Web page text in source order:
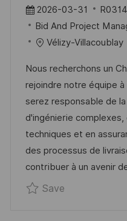
P
O
S
E
D
D
A
T
E
2026-03-31
J
O
B
D
C
A
E
G
O
R
Y
Bid And Project
Vélizy-Villacoublay
Nous recherchons un
rejoindre notre équipe à
serez responsable de
d'ingénierie
techniques et en
des processus de
contribuer à un avenir
SaveSave Chef